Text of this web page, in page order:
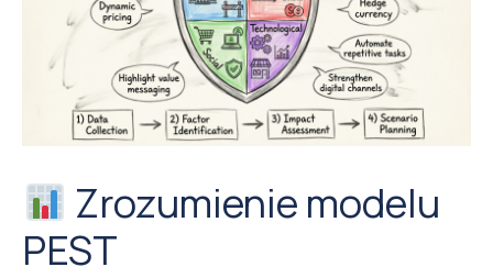
Zrozumienie modelu
PEST